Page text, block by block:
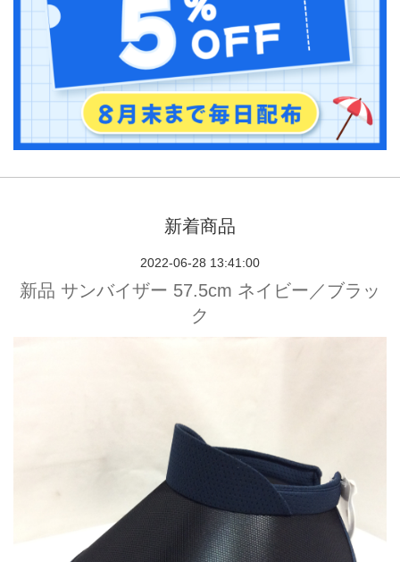
新着商品
2022-06-28 13:41:00
新品 サンバイザー 57.5cm ネイビー／ブラッ
ク